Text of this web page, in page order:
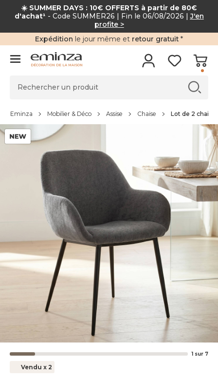
☀️ SUMMER DAYS : 10€ OFFERTS à partir de 80€
d'achat¹ - Code SUMMER26 | Fin le 06/08/2026 |J'en
profite >
Expédition le jour même et retour gratuit *
DÉCORATION DE LA MAISON
Eminza Mobilier & Déco Assise Chaise Lot de 2
1 sur 7
Vendu x 2